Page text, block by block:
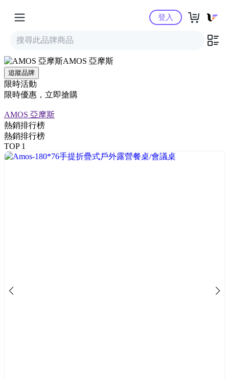
Yahoo購物中心
登入
AMOS 亞摩斯
追蹤品牌
限時活動
限時優惠，立即搶購
AMOS 亞摩斯
熱銷排行榜
熱銷排行榜
TOP 1